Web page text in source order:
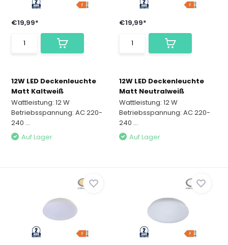
€19,99*
12W LED Deckenleuchte
Matt Kaltweiß
Wattleistung: 12 W
Betriebsspannung: AC 220-
240 ...
Auf Lager
€19,99*
12W LED Deckenleuchte
Matt Neutralweiß
Wattleistung: 12 W
Betriebsspannung: AC 220-
240 ...
Auf Lager